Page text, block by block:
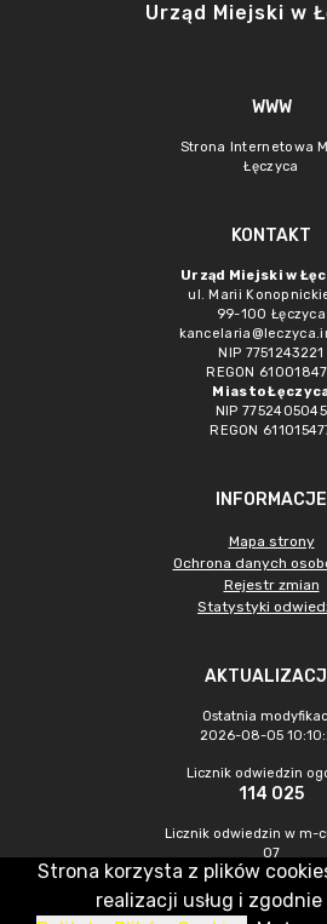
Urząd Miejski w
WWW
Strona Internetowa
Łęczyca
KONTAKT
Urząd Miejski w
ul. Marii
99-100 Łęczyca
NIP 7751243221
REGON
Miasto
NIP 7752405045
REGON
INFORMACJE
Mapa strony
Ochrona danych
Rejestr zmian
Statystyki
Ostatnia
2026-08-05
Licznik odwiedzin
114 025
Licznik odwiedzin w m-
07
544
Strona korzysta z plików
realizacji usług i zgodnie